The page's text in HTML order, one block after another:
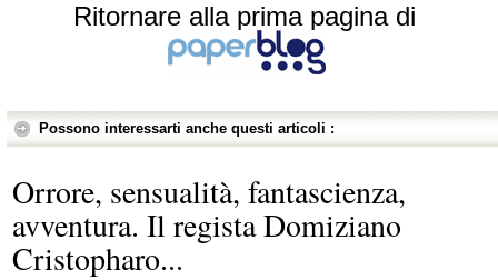
Ritornare alla prima pagina di
Possono interessarti anche questi articoli :
Orrore, sensualità, fantascienza,
avventura. Il regista Domiziano
Cristopharo...